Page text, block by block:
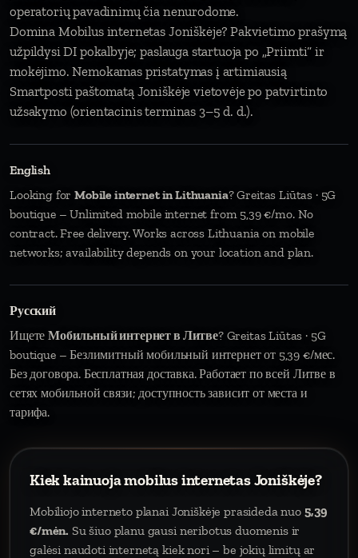
operatorių pavadinimų čia nenurodome.
Domina Mobilus internetas Joniškėje? Pakvietimo prašymą
užpildysi DI pokalbyje; paslauga startuoja po „Priimti“ ir
mokėjimo. Nemokamas pristatymas į artimiausią
Smartposti paštomatą Joniškėje vietovėje po patvirtinto
užsakymo (orientacinis terminas 3–5 d. d.).
English
Looking forMobile internet in Lithuania? Greitas Liūtas · 5G
boutique – Unlimited mobile internet from 5,39 €/mo. No
contract. Free delivery. Works across Lithuania on mobile
networks; availability depends on your location and plan.
Русский
ИщетеМобильный интернет в Литве? Greitas Liūtas · 5G
boutique – Безлимитный мобильный интернет от 5,39 €/мес.
Без договора. Бесплатная доставка. Работает по всей Литве в
сетях мобильной связи; доступность зависит от места и
тарифа.
Kiek kainuoja mobilus internetas Joniškėje?
Mobiliojo interneto planai Joniškėje prasideda nuo 5,39
€/mėn. Su šiuo planu gausi neribotus duomenis ir
galėsi naudoti internetą kiek nori – be jokių limitų ar